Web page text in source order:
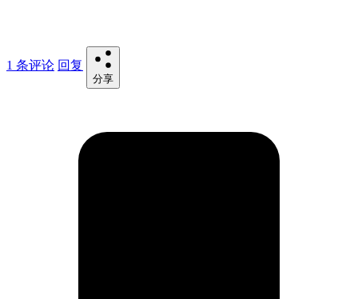
1 条评论 回复
分享